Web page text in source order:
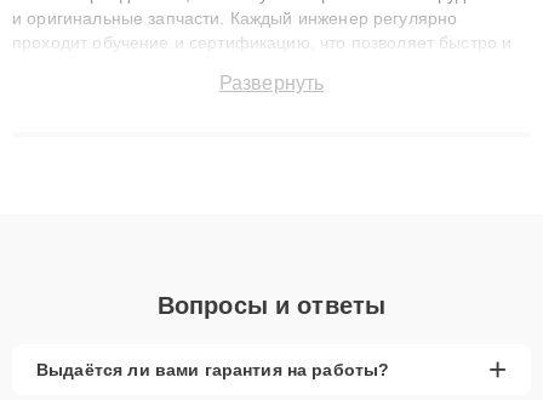
и оригинальные запчасти. Каждый инженер регулярно
проходит обучение и сертификацию, что позволяет быстро и
сохранением гарантии до 3 лет. Наши мастера решают
Развернуть
Вопросы и ответы
Выдаётся ли вами гарантия на работы? +